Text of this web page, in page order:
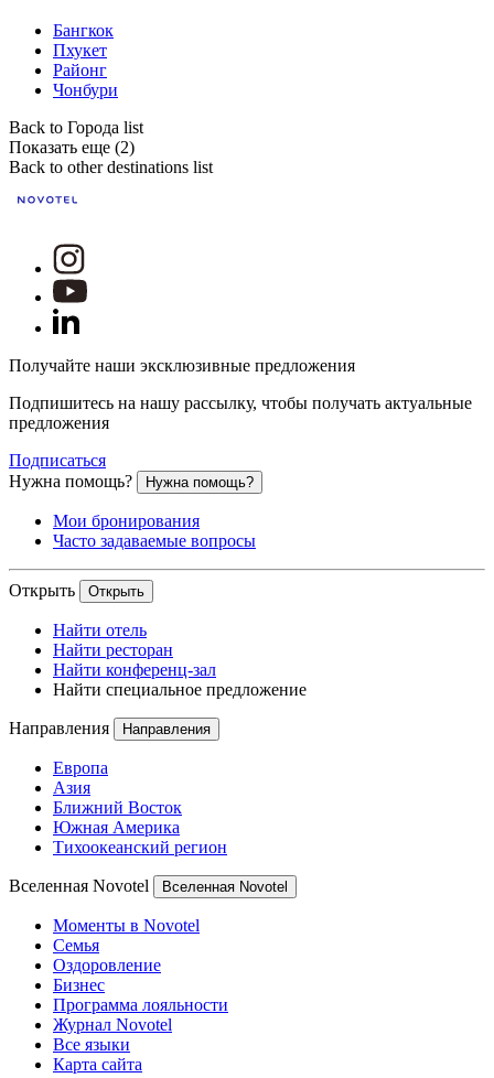
Бангкок
Пхукет
Районг
Чонбури
Back to Города list
Показать еще (2)
Back to other destinations list
Получайте наши эксклюзивные предложения
Подпишитесь на нашу рассылку, чтобы получать актуальные
предложения
Подписаться
Нужна помощь?
Нужна помощь?
Мои бронирования
Часто задаваемые вопросы
Открыть Открыть
Найти отель
Найти ресторан
Найти конференц-зал
Найти специальное предложение
Направления Направления
Европа
Азия
Ближний Восток
Южная Америка
Тихоокеанский регион
Вселенная Novotel Вселенная Novotel
Моменты в Novotel
Семья
Оздоровление
Бизнес
Программа лояльности
Журнал Novotel
Все языки
Карта сайта